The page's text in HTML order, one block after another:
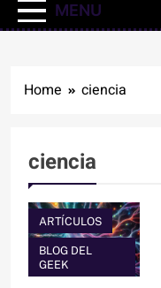
MENU
Home ciencia
ciencia
ARTÍCULOS
BLOG DEL
GEEK